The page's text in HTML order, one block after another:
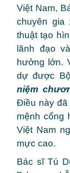
Việt Nam,
chuyên gia
thuật tạo
lãnh đạo
hưởng lớn.
dự được
niệm
Điều này
mệnh cống
Việt Nam
mực cao.
Bác sĩ Tú